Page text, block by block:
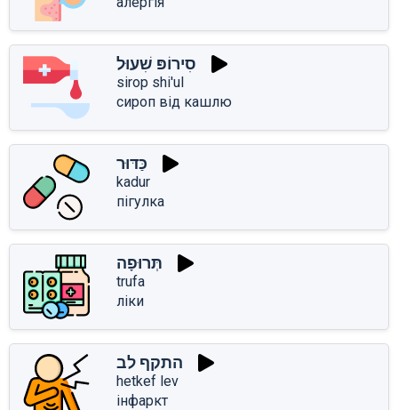
סִירוֹפּ שִׁעוּל
sirop shi'ul
сироп від кашлю
כַּדּוּר
kadur
пігулка
תְּרוּפָה
trufa
ліки
התקף לב
hetkef lev
інфаркт